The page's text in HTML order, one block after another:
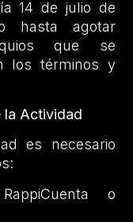
14 de julio de
hasta agotar
que se
los términos y
la Actividad
es necesario
o